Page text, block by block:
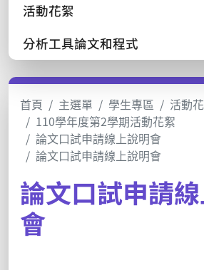
活動花絮
分析工具論文和程式
首頁 主選單 學生專區
活動
110學年度第2學期活動花絮
論文口試申請線上說明會
論文口試申請線上說明會
論文口試申請
會